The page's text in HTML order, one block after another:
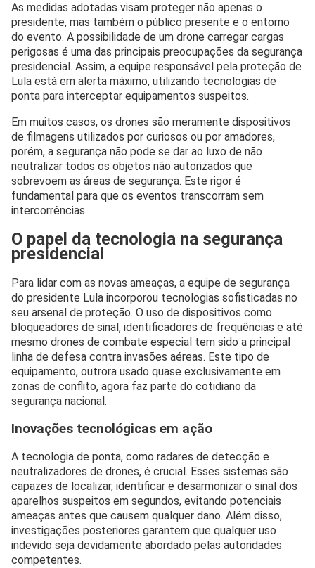
As medidas adotadas visam proteger não apenas o
presidente, mas também o público presente e o entorno
do evento. A possibilidade de um drone carregar cargas
perigosas é uma das principais preocupações da segurança
presidencial. Assim, a equipe responsável pela proteção de
Lula está em alerta máximo, utilizando tecnologias de
ponta para interceptar equipamentos suspeitos.
Em muitos casos, os drones são meramente dispositivos
de filmagens utilizados por curiosos ou por amadores,
porém, a segurança não pode se dar ao luxo de não
neutralizar todos os objetos não autorizados que
sobrevoem as áreas de segurança. Este rigor é
fundamental para que os eventos transcorram sem
intercorrências.
O papel da tecnologia na segurança
presidencial
Para lidar com as novas ameaças, a equipe de segurança
do presidente Lula incorporou tecnologias sofisticadas no
seu arsenal de proteção. O uso de dispositivos como
bloqueadores de sinal, identificadores de frequências e até
mesmo drones de combate especial tem sido a principal
linha de defesa contra invasões aéreas. Este tipo de
equipamento, outrora usado quase exclusivamente em
zonas de conflito, agora faz parte do cotidiano da
segurança nacional.
Inovações tecnológicas em ação
A tecnologia de ponta, como radares de detecção e
neutralizadores de drones, é crucial. Esses sistemas são
capazes de localizar, identificar e desarmonizar o sinal dos
aparelhos suspeitos em segundos, evitando potenciais
ameaças antes que causem qualquer dano. Além disso,
investigações posteriores garantem que qualquer uso
indevido seja devidamente abordado pelas autoridades
competentes.